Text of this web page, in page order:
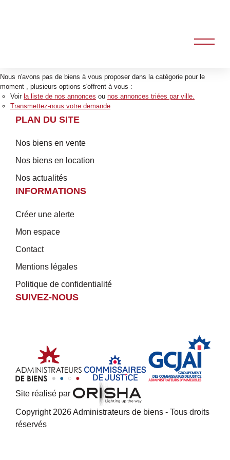
Nous n'avons pas de biens à vous proposer dans la catégorie pour le
moment , plusieurs options s'offrent à vous :
Voir la liste de nos annonces ou nos annonces triées par ville.
Transmettez-nous votre demande
PLAN DU SITE
Nos biens en vente
Nos biens en location
Nos actualités
INFORMATIONS
Créer une alerte
Mon espace
Contact
Mentions légales
Politique de confidentialité
SUIVEZ-NOUS
Site réalisé par
Copyright 2026 Administrateurs de biens - Tous droits
réservés